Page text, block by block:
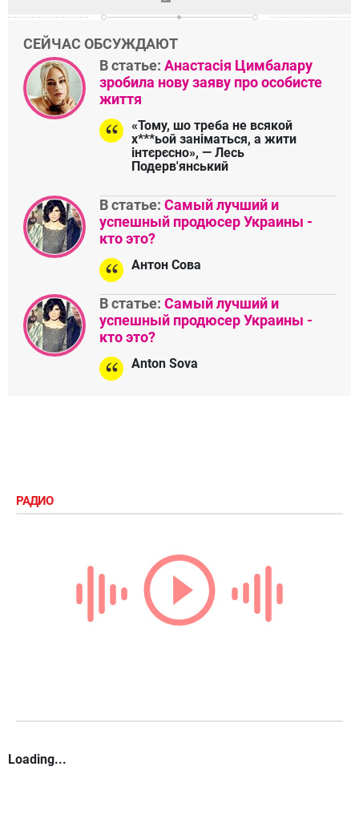
СЕЙЧАС ОБСУЖДАЮТ
В статье: Анастасія Цимбалару
зробила нову заяву про особисте
життя
«Тому, шо треба не всякой
х***ьой заніматься, а жити
інтєрєсно», — Лесь
Подерв'янський
В статье: Самый лучший и
успешный продюсер Украины -
кто это?
Антон Сова
В статье: Самый лучший и
успешный продюсер Украины -
кто это?
Anton Sova
РАДИО
Loading...